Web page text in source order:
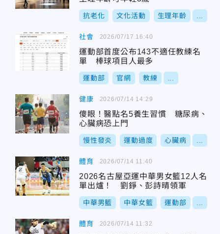
抗老化 文化活動 生理年齡
社會
運動部首度公布143不適任教練名
單 棒球項目人最多
運動部 官網 教練
2026/07/17 16:40
健康
傻眼！醫點名5養生習慣 糖尿病、
心臟病恐上門
慢性發炎 運動過度 心臟病
2026/07/14 14:29
體育
2026名古屋亞運中華男女籃12人名
單出爐！ 劉錚、彭詩晴領軍
中華男籃 中華女籃 運動部
2026/07/14 11:40
體育 2026/07/14 11:32